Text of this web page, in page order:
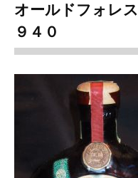
オールドフォレ
９４０